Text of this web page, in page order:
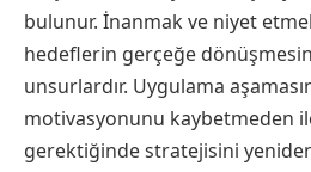
bulunur. İnanmak ve niyet
hedeflerin gerçeğe
unsurlardır. Uygulama
motivasyonunu kaybetmeden
gerektiğinde stratejisini